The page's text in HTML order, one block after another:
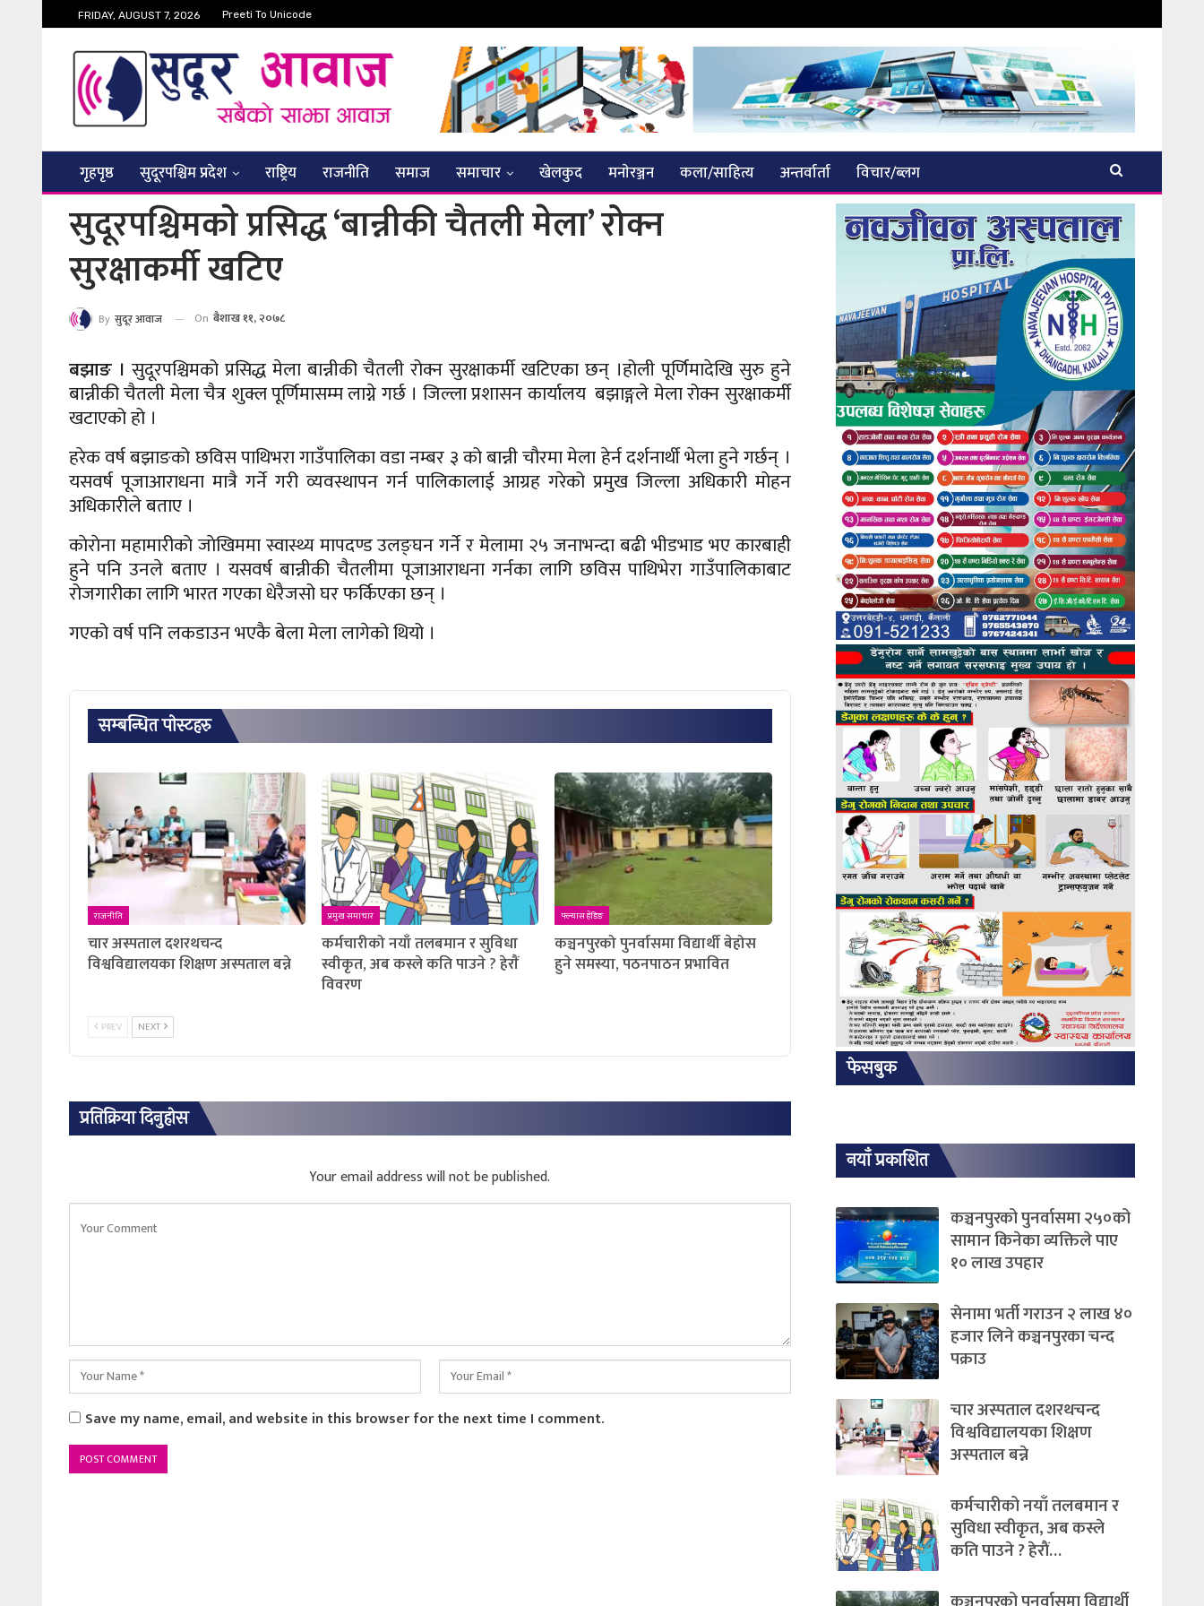
FRIDAY, AUGUST 7, 2026 Preeti To Unicode
गृहपृष्ठ सुदूरपश्चिम प्रदेश राष्ट्रिय राजनीति समाज समाचार खेलकुद मनाेरञ्जन कला/साहित्य अन्तर्वार्ता विचार/ब्लग
सुदूरपश्चिमकाे प्रसिद्ध ‘बान्नीकी चैतली मेला’ रोक्न
सुरक्षाकर्मी खटिए
By सुदूर आवाज On बैशाख ११, २०७८
बझाङ । सुदूरपश्चिमको प्रसिद्ध मेला बान्नीकी चैतली रोक्न सुरक्षाकर्मी खटिएका छन् ।होली पूर्णिमादेखि सुरु हुने
बान्नीकी चैतली मेला चैत्र शुक्ल पूर्णिमासम्म लाग्ने गर्छ । जिल्ला प्रशासन कार्यालय बझाङ्गले मेला रोक्न सुरक्षाकर्मी
खटाएको हो ।
हरेक वर्ष बझाङको छविस पाथिभरा गाउँपालिका वडा नम्बर ३ को बान्नी चौरमा मेला हेर्न दर्शनार्थी भेला हुने गर्छन् ।
यसवर्ष पूजाआराधना मात्रै गर्ने गरी व्यवस्थापन गर्न पालिकालाई आग्रह गरेको प्रमुख जिल्ला अधिकारी मोहन
अधिकारीले बताए ।
काेराेना महामारीकाे जाेखिममा स्वास्थ्य मापदण्ड उलङ्घन गर्ने र मेलामा २५ जनाभन्दा बढी भीडभाड भए कारबाही
हुने पनि उनले बताए । यसवर्ष बान्नीकी चैतलीमा पूजाआराधना गर्नका लागि छविस पाथिभेरा गाउँपालिकाबाट
रोजगारीका लागि भारत गएका धेरैजसो घर फर्किएका छन् ।
गएको वर्ष पनि लकडाउन भएकै बेला मेला लागेको थियो ।
सम्बन्धित पाेस्टहरु
राजनीति
चार अस्पताल दशरथचन्द
विश्वविद्यालयका शिक्षण अस्पताल बन्ने
प्रमुख समाचार
कर्मचारीको नयाँ तलबमान र सुविधा
स्वीकृत, अब कस्ले कति पाउने ? हेराैं
विवरण
फ्ल्यास हेडिङ
कञ्चनपुरको पुनर्वासमा विद्यार्थी बेहोस
हुने समस्या, पठनपाठन प्रभावित
PREV NEXT
प्रतिक्रिया दिनुहोस
Your email address will not be published.
Save my name, email, and website in this browser for the next time I comment.
फेसबुक
नयाँ प्रकाशित
कञ्चनपुरको पुनर्वासमा २५०को
सामान किनेका व्यक्तिले पाए
१० लाख उपहार
सेनामा भर्ती गराउन २ लाख ४०
हजार लिने कञ्चनपुरका चन्द
पक्राउ
चार अस्पताल दशरथचन्द
विश्वविद्यालयका शिक्षण
अस्पताल बन्ने
कर्मचारीको नयाँ तलबमान र
सुविधा स्वीकृत, अब कस्ले
कति पाउने ? हेराैं…